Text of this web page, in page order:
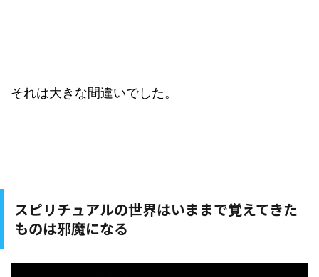
それは大きな間違いでした。
スピリチュアルの世界はいままで覚えてきた
ものは邪魔になる